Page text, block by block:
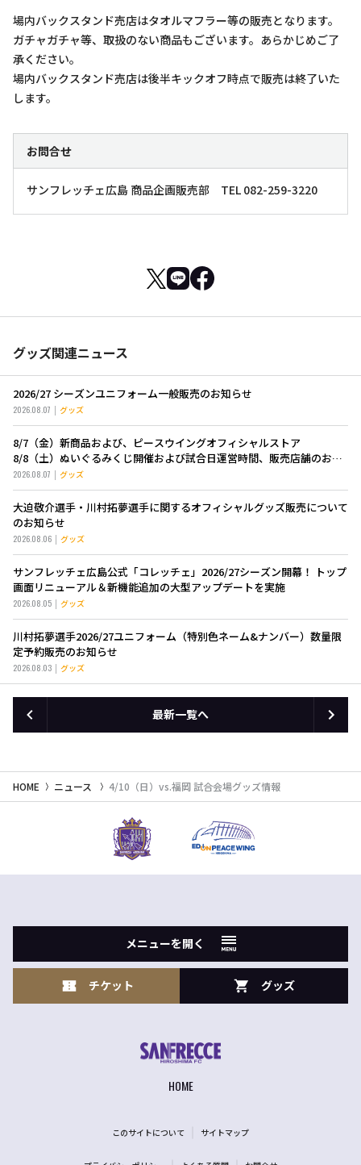
場内バックスタンド売店はタオルマフラー等の販売となります。
ガチャガチャ等、取扱のない商品もございます。あらかじめご了
承ください。
場内バックスタンド売店は後半キックオフ時点で販売は終了いた
します。
お問合せ
サンフレッチェ広島 商品企画販売部 TEL 082-259-3220
グッズ関連ニュース
2026/27 シーズンユニフォーム一般販売のお知らせ
2026.08.07 グッズ
8/7（金）新商品および、ピースウイングオフィシャルストア
8/8（土）ぬいぐるみくじ開催および試合日運営時間、販売店舗のお知
らせ
2026.08.07 グッズ
大迫敬介選手・川村拓夢選手に関するオフィシャルグッズ販売について
のお知らせ
2026.08.06 グッズ
サンフレッチェ広島公式「コレッチェ」2026/27シーズン開幕！ トップ
画面リニューアル＆新機能追加の大型アップデートを実施
2026.08.05 グッズ
川村拓夢選手2026/27ユニフォーム（特別色ネーム&ナンバー）数量限
定予約販売のお知らせ
2026.08.03 グッズ
最新一覧へ
HOME ニュース 4/10（日）vs.福岡 試合会場グッズ情報
メニューを開く
チケット グッズ
HOME
このサイトについて サイトマップ